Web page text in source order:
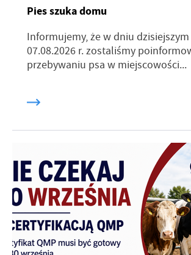
Pies szuka domu
Informujemy, że w dniu
07.08.2026 r. zostaliśmy
przebywaniu psa w miejscowości...